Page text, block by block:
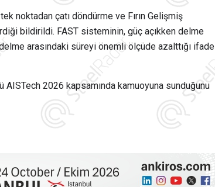
noktadan çatı döndürme ve Fırın Gelişmiş
bildirildi. FAST sisteminin, güç açıkken delme
arasındaki süreyi önemli ölçüde azalttığı ifade
2026 kapsamında kamuoyuna sunduğunu